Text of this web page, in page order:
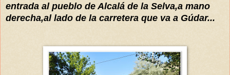
entrada al pueblo de Alcalá de la Selva,a mano
derecha,al lado de la carretera que va a Gúdar...